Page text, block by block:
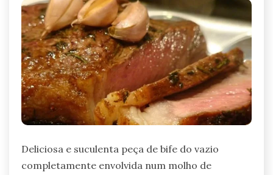
Deliciosa e suculenta peça de bife do vazio
completamente envolvida num molho de